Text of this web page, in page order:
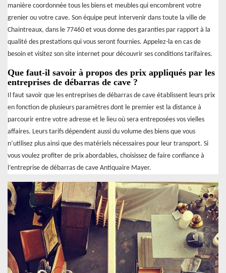
manière coordonnée tous les biens et meubles qui encombrent votre
grenier ou votre cave. Son équipe peut intervenir dans toute la ville de
Chaintreaux, dans le 77460 et vous donne des garanties par rapport à la
qualité des prestations qui vous seront fournies. Appelez-la en cas de
besoin et visitez son site internet pour découvrir ses conditions tarifaires.
Que faut-il savoir à propos des prix appliqués par les
entreprises de débarras de cave ?
Il faut savoir que les entreprises de débarras de cave établissent leurs prix
en fonction de plusieurs paramètres dont le premier est la distance à
parcourir entre votre adresse et le lieu où sera entreposées vos vielles
affaires. Leurs tarifs dépendent aussi du volume des biens que vous
n’utilisez plus ainsi que des matériels nécessaires pour leur transport. Si
vous voulez profiter de prix abordables, choisissez de faire confiance à
l’entreprise de débarras de cave Antiquaire Mayer.